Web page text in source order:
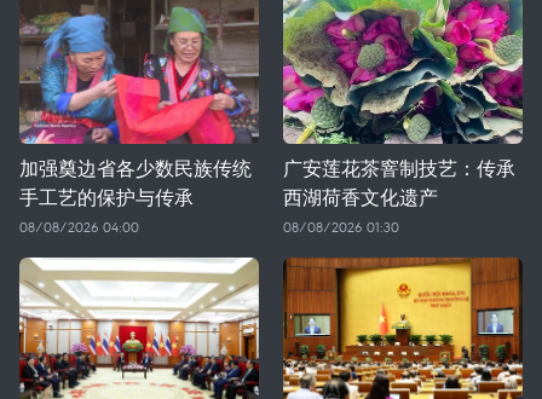
加强奠边省各少数民族传统
手工艺的保护与传承
08/08/2026 04:00
广安莲花茶窨制技艺：传承
西湖荷香文化遗产
08/08/2026 01:30